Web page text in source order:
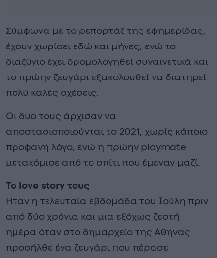
Σύμφωνα με το ρεπορτάζ της εφημερίδας,
έχουν χωρίσει εδώ και μήνες, ενώ το
διαζύγιο έχει δρομολογηθεί συναινετικά και
το πρώην ζευγάρι εξακολουθεί να διατηρεί
πολύ καλές σχέσεις.
Οι δυο τους άρχισαν να
αποστασιοποιούνται το 2021, χωρίς κάποιο
προφανή λόγο, ενώ η πρώην playmate
μετακόμισε από το σπίτι που έμεναν μαζί.
Το love story τους
Ηταν η τελευταία εβδομάδα του Ιούλη πριν
από δύο χρόνια και μια εξόχως ζεστή
ημέρα όταν στο δημαρχείο της Αθήνας
προσήλθε ένα ζευγάρι που πέρασε